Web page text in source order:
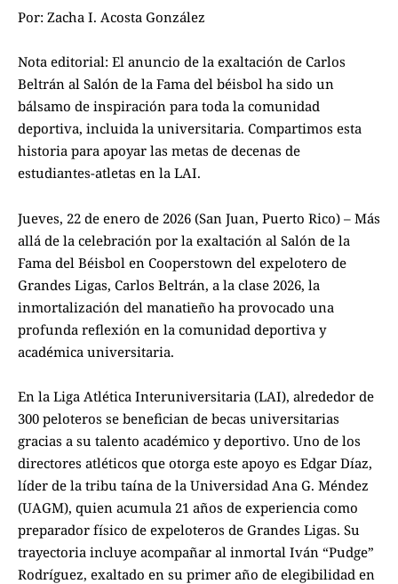
Por: Zacha I. Acosta González
Nota editorial: El anuncio de la exaltación de Carlos
Beltrán al Salón de la Fama del béisbol ha sido un
bálsamo de inspiración para toda la comunidad
deportiva, incluida la universitaria. Compartimos esta
historia para apoyar las metas de decenas de
estudiantes-atletas en la LAI.
Jueves, 22 de enero de 2026 (San Juan, Puerto Rico) – Más
allá de la celebración por la exaltación al Salón de la
Fama del Béisbol en Cooperstown del expelotero de
Grandes Ligas, Carlos Beltrán, a la clase 2026, la
inmortalización del manatieño ha provocado una
profunda reflexión en la comunidad deportiva y
académica universitaria.
En la Liga Atlética Interuniversitaria (LAI), alrededor de
300 peloteros se benefician de becas universitarias
gracias a su talento académico y deportivo. Uno de los
directores atléticos que otorga este apoyo es Edgar Díaz,
líder de la tribu taína de la Universidad Ana G. Méndez
(UAGM), quien acumula 21 años de experiencia como
preparador físico de expeloteros de Grandes Ligas. Su
trayectoria incluye acompañar al inmortal Iván “Pudge”
Rodríguez, exaltado en su primer año de elegibilidad en